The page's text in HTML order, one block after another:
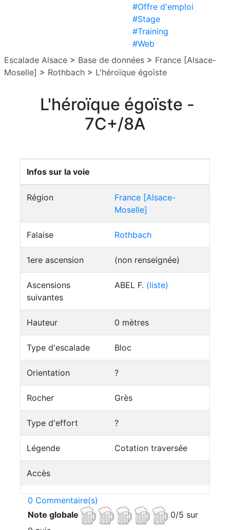
#Offre d'emploi
#Stage
#Training
#Web
Escalade Alsace > Base de données > France [Alsace-
Moselle] > Rothbach > L'héroïque égoïste
L'héroïque égoïste -
7C+/8A
Infos sur la voie
Région
France [Alsace-
Moselle]
Falaise Rothbach
1ere ascension (non renseignée)
Ascensions
suivantes
ABEL F. (liste)
Hauteur 0 mètres
Type d'escalade Bloc
Orientation ?
Rocher Grès
Type d'effort ?
Légende Cotation traversée
Accès
0 Commentaire(s)
Note globale
0/5 sur